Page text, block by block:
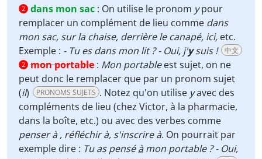
2 dans mon sac : On utilise le pronom ypour
remplacer un complément de lieu comme dans
mon sac, sur la chaise, derrière le canapé, ici, etc.
Exemple : - Tu es dans mon lit ? - Oui, j'ysuis ! 中文
2 mon portable : Mon portableest sujet, on ne
peut donc le remplacer que par un pronom sujet
(il) PRONOMS SUJETS . Notez qu'on utilise yavec des
compléments de lieu (chez Victor, à la pharmacie,
dans la boîte, etc.) ou avec des verbes comme
penser à , réfléchir à, s'inscrire à. On pourrait par
exemple dire : Tu as penséàmon portable ? - Oui,